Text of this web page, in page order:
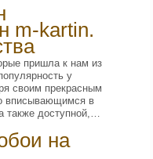
m-kartin.
пришла к нам из
у
своим прекрасным
вписывающимся в
также доступной,…
на